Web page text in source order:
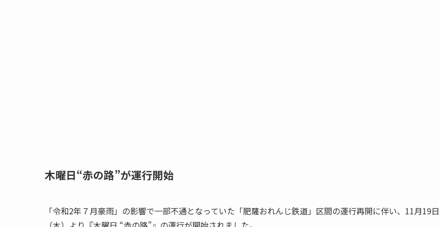
木曜日“赤の路”が運行開始
「令和2年７月豪雨」の影響で一部不通となっていた「肥薩おれんじ鉄道」区間の運行再開に伴い、11月19日